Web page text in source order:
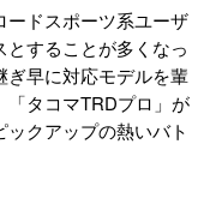
ドスポーツ系ユーザ
することが多くなっ
早に対応モデルを輩
「タコマTRDプロ」が
クアップの熱いバト